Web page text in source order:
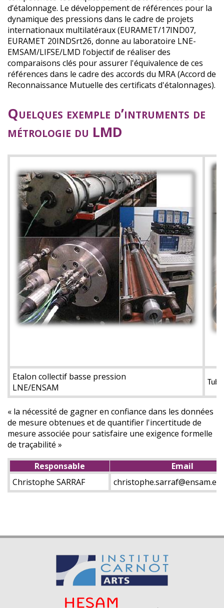
d’étalonnage. Le développement de références pour la
dynamique des pressions dans le cadre de projets
internationaux multilatéraux (EURAMET/17IND07,
EURAMET 20INDSrt26, donne au laboratoire LNE-
EMSAM/LIFSE/LMD l’objectif de réaliser des
comparaisons clés pour assurer l'équivalence de ces
références dans le cadre des accords du MRA (Accord de
Reconnaissance Mutuelle des certificats d'étalonnages).
Quelques exemple d’intruments de
métrologie du LMD
Etalon collectif basse pression
LNE/ENSAM
« la nécessité de gagner en confiance dans les données
de mesure obtenues et de quantifier l'incertitude de
mesure associée pour satisfaire une exigence formelle
de traçabilité »
Responsable
Email
Christophe SARRAF
christophe.sarraf@ensam.eu